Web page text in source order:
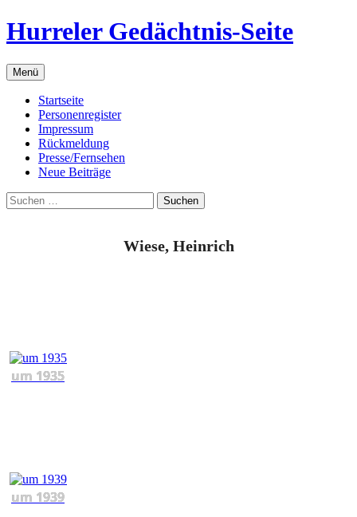
Zum
Inhalt
Hurreler Gedächtnis-Seite
Menü
Startseite
Personenregister
Impressum
Rückmeldung
Presse/Fernsehen
Neue Beiträge
Suchen
nach:
Wiese, Heinrich
um 1935
um 1939